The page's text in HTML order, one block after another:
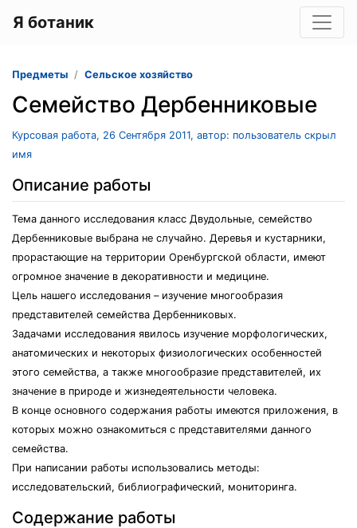
Я ботаник
Предметы Сельское хозяйство
Cемейство Дербенниковые
Курсовая работа, 26 Сентября 2011, автор: пользователь скрыл
имя
Описание работы
Тема данного исследования класс Двудольные, семейство
Дербенниковые выбрана не случайно. Деревья и кустарники,
прорастающие на территории Оренбургской области, имеют
огромное значение в декоративности и медицине.
Цель нашего исследования – изучение многообразия
представителей семейства Дербенниковых.
Задачами исследования явилось изучение морфологических,
анатомических и некоторых физиологических особенностей
этого семейства, а также многообразие представителей, их
значение в природе и жизнедеятельности человека.
В конце основного содержания работы имеются приложения, в
которых можно ознакомиться с представителями данного
семейства.
При написании работы использовались методы:
исследовательский, библиографический, мониторинга.
Содержание работы